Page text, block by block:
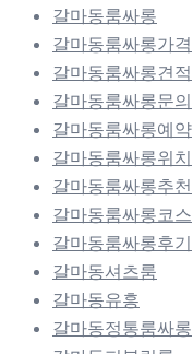
갈마동룸싸롱
갈마동룸싸롱가격
갈마동룸싸롱견적
갈마동룸싸롱문의
갈마동룸싸롱예약
갈마동룸싸롱위치
갈마동룸싸롱추천
갈마동룸싸롱코스
갈마동룸싸롱후기
갈마동셔츠룸
갈마동유흥
갈마동정통룸싸롱